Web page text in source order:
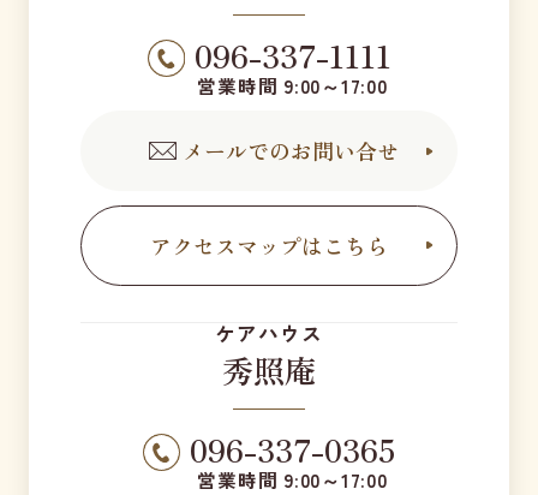
096-337-1111
営業時間 9:00～17:00
メールでのお問い合せ
アクセスマップはこちら
ケアハウス
秀照庵
096-337-0365
営業時間 9:00～17:00